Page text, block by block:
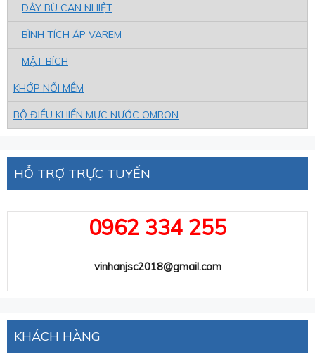
DÂY BÙ CAN NHIỆT
BÌNH TÍCH ÁP VAREM
MẶT BÍCH
KHỚP NỐI MỀM
BỘ ĐIỀU KHIỂN MỰC NƯỚC OMRON
HỖ TRỢ TRỰC TUYẾN
0962 334 255
vinhanjsc2018@gmail.com
KHÁCH HÀNG